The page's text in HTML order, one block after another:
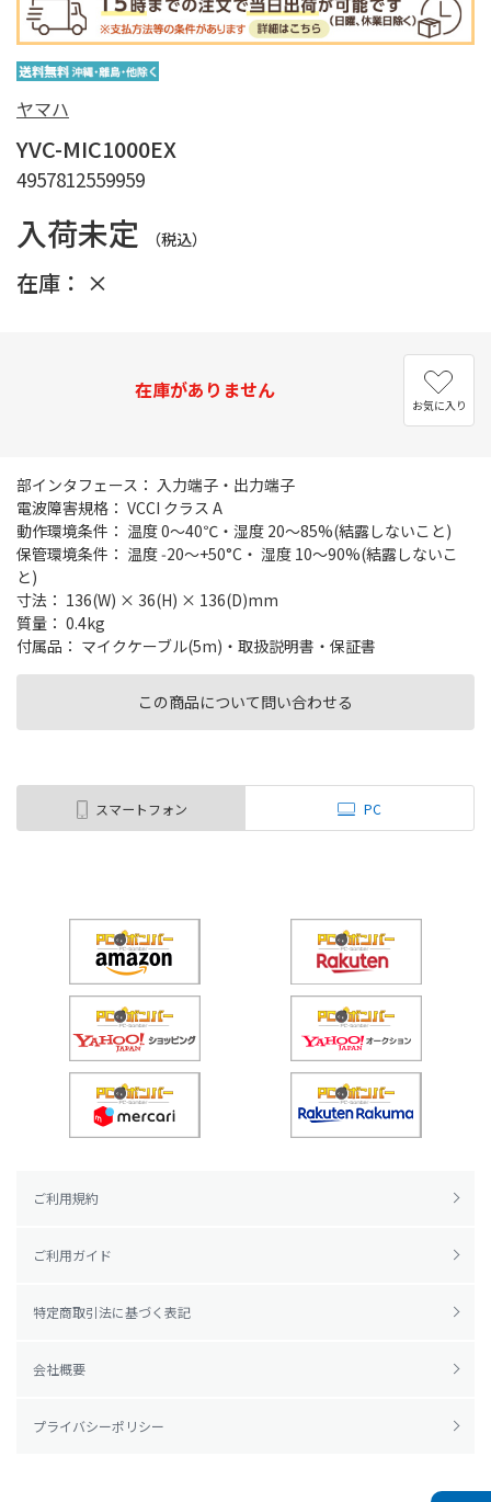
ヤマハ
YVC-MIC1000EX
4957812559959
入荷未定 （税込）
在庫： ×
この商品について問い合わせる
在庫がありません
お気に入り
部インタフェース： 入力端子・出力端子
電波障害規格： VCCI クラス A
動作環境条件： 温度 0～40℃・湿度 20～85%(結露しないこと)
保管環境条件： 温度 ‑20～+50°C・ 湿度 10～90%(結露しないこ
と)
寸法： 136(W) × 36(H) × 136(D)mm
質量： 0.4kg
付属品： マイクケーブル(5m)・取扱説明書・保証書
スマートフォン PC
ご利用規約
ご利用ガイド
特定商取引法に基づく表記
会社概要
プライバシーポリシー